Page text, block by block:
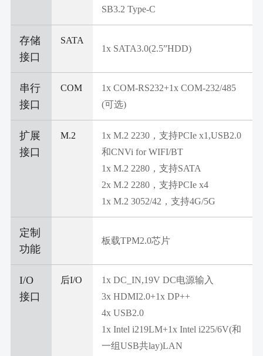
SB3.2 Type-C
存储
接口
SATA
1x SATA3.0(2.5”HDD)
串行
接口
COM
1x COM-RS232+1x COM-232/485
(可选)
扩展
接口
M.2
1x M.2 2230，支持PCIe x1,USB2.0
和CNVi for WIFI/BT
1x M.2 2280，支持SATA
2x M.2 2280，支持PCIe x4
1x M.2 3052/42，支持4G/5G
定制
功能
板载TPM2.0芯片
I/O
接口
后I/O
1x DC_IN,19V DC电源输入
3x HDMI2.0+1x DP++
4x USB2.0
1x Intel i219LM+1x Intel i225/6V(和
一组USB共lay)LAN